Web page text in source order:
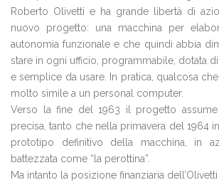
Roberto Olivetti e ha grande libertà di
nuovo progetto: una macchina per
autonomia funzionale e che quindi abbia
stare in ogni ufficio, programmabile, dotata
e semplice da usare. In pratica, qualcosa
molto simile a un personal computer.
Verso la fine del 1963 il progetto
precisa, tanto che nella primavera del 1964
prototipo definitivo della macchina, in
battezzata come “la perottina”.
Ma intanto la posizione finanziaria